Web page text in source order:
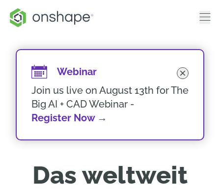
Webinar
Join us live on August 13th for The
Big AI + CAD Webinar -
Register Now→
Das weltweit